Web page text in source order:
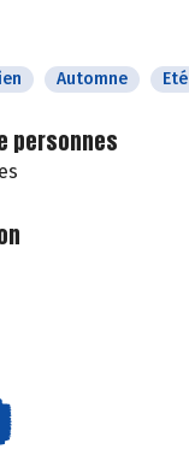
Automne Eté
personnes